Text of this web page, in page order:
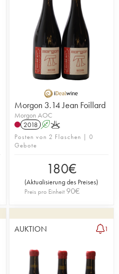
Morgon 3.14 Jean Foillard
Morgon AOC
2018 AK
Posten von 2 Flaschen | 0
Gebote
180€
(Aktualisierung des Preises)
Preis pro Einheit 90€
AUKTION 1